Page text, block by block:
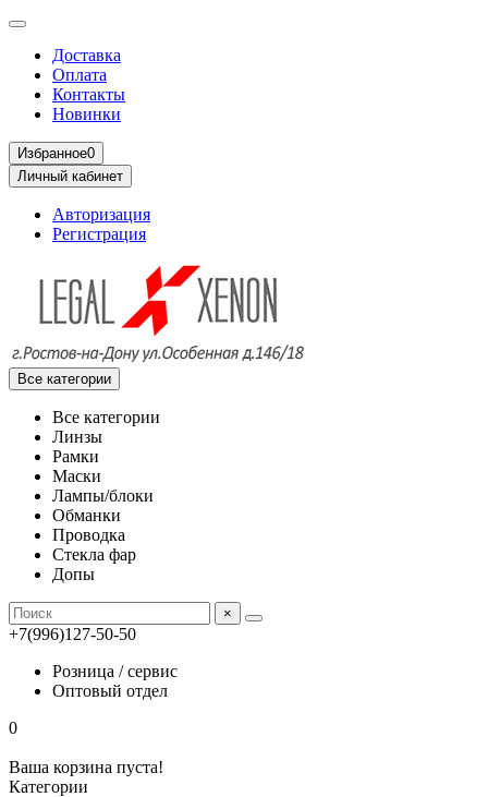
Доставка
Оплата
Контакты
Новинки
Избранное0
Личный кабинет
Авторизация
Регистрация
Все категории
Все категории
Линзы
Рамки
Маски
Лампы/блоки
Обманки
Проводка
Стекла фар
Допы
×
+7(996)127-50-50
Розница / сервис
Оптовый отдел
0
Ваша корзина пуста!
Категории